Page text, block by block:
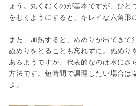
ょう。丸くむくのが基本ですが、ひと
をむくようにすると、キレイな六角形
また、加熱すると、ぬめりが出てきて
ぬめりをとることも忘れずに。ぬめり
あるようですが、代表的なのは水にさ
方法です。短時間で調理したい場合は
よ。